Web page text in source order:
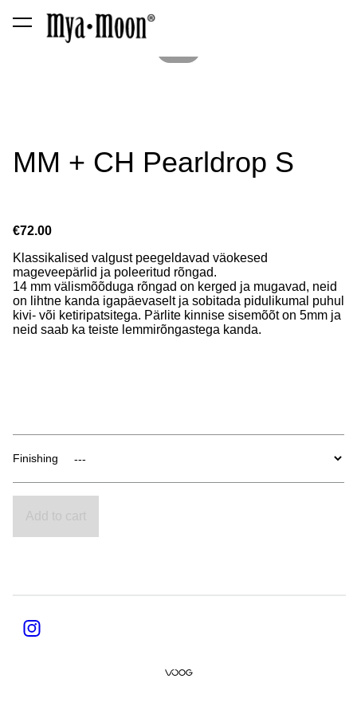
was added to the cart.
MM + CH Pearldrop S
€72.00
Klassikalised valgust peegeldavad väokesed
mageveepärlid ja poleeritud rõngad.
14 mm välismõõduga rõngad on kerged ja mugavad, neid
on lihtne kanda igapäevaselt ja sobitada pidulikumal puhul
kivi- või ketiripatsitega. Pärlite kinnise sisemõõt on 5mm ja
neid saab ka teiste lemmirõngastega kanda.
Finishing